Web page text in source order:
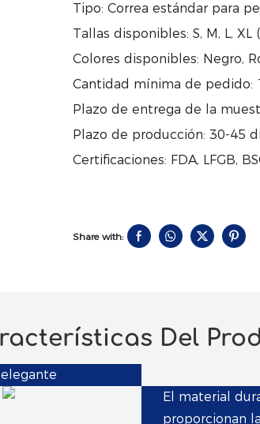
Tipo: Correa estándar para
Tallas disponibles: S, M, L,
Colores disponibles: Negro,
Cantidad mínima de pedido:
Plazo de entrega de la
Plazo de producción: 30-45
Certificaciones: FDA, LFGB,
Share with:
Del
El material
proporcionan